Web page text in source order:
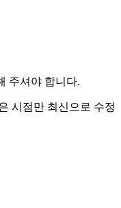
주셔야 합니다.
시점만 최신으로 수정